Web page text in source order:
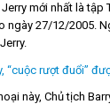
mới nhất là tập
ngày 27/12/2005.
này, Chủ tịch